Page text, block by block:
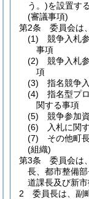
う。)を設置する
(審議事項)
第2条
委員会は、
(1)
競争入札
事項
(2)
競争入札
項
(3)
指名競争
(4)
指名型プ
関する事項
(5)
競争参加
(6)
入札に関
(7)
その他町
(組織)
第3条
委員会は
長、都市整備
道課長及び新
2
委員長は、副